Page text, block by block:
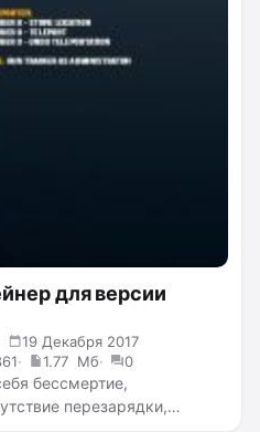
для версии
19 Декабря 2017
1.77 Мб 0
бессмертие,
перезарядки,